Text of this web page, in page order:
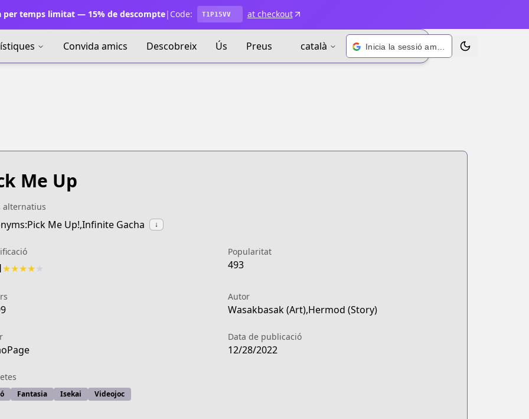
per temps limitat — 15% de descompte| Code: T1P15VV at checkout
Convida amics Descobreix Ús Preus català Alternar tema
Me Up
alternatius
Me Up!,Infinite Gacha ↓
★★★★
Popularitat
493
Autor
Wasakbasak (Art),Hermod (Story)
Data de publicació
12/28/2022
Fantasia Isekai Videojoc